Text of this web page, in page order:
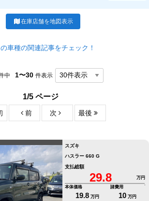
在庫店舗を地図表示
車種の関連記事をチェック！
中 1〜30 件表示
1/5 ページ
前 次 最後
スズキ
ハスラー 660 G
支払総額
29.8
万円
本体価格
19.8 万円
諸費用
10 万円